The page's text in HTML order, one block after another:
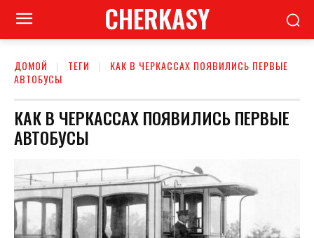
CHERKASY
ДОМОЙ ТЕГИ
КАК В ЧЕРКАССАХ ПОЯВИЛИСЬ ПЕРВЫЕ
АВТОБУСЫ
КАК В ЧЕРКАССАХ ПОЯВИЛИСЬ ПЕРВЫЕ
АВТОБУСЫ